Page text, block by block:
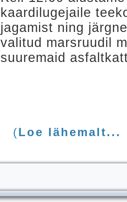
kaardilugejaile
jagamist ning
valitud marsruudil
suuremaid
(Loe lähemalt...